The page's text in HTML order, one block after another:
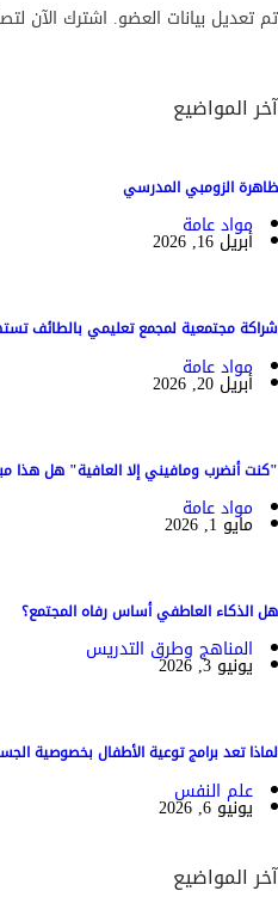
تم تعديل بيانات العضو. اشترك الآن
آخر المواضيع
ظاهرة الزومبي المدرسي
مواد عامة
أبريل 16, 2026
شراكة مجتمعية لمجمع تعليمي بالطائف
مواد عامة
أبريل 20, 2026
"كنت أنضرب ومافيني إلا العافية" هل هذا
مواد عامة
مايو 1, 2026
هل الذكاء العاطفي أساس رفاه المجتمع؟
المناهج وطرق التدريس
يونيو 3, 2026
لماذا تعد برامج توعية الأطفال بخصوصية
علم النفس
يونيو 6, 2026
آخر المواضيع